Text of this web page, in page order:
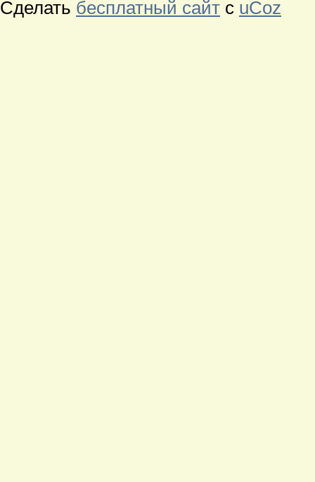
Сделать бесплатный сайт с uCoz